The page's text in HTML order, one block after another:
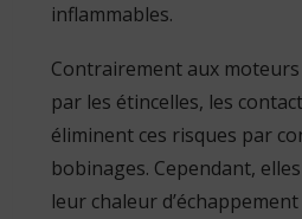
inflammables.
Contrairement aux
par les étincelles, les
éliminent ces risques par
bobinages. Cependant,
leur chaleur